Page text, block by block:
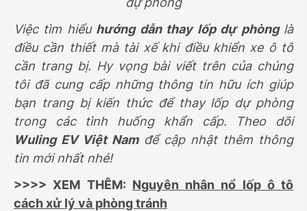
Việc tìm hiểu hướng dẫn thay lốp dự phònglà
điều cần thiết mà tài xế khi điều khiển xe ô tô
cần trang bị. Hy vọng bài viết trên của chúng
tôi đã cung cấp những thông tin hữu ích giúp
bạn trang bị kiến thức để thay lốp dự phòng
trong các tình huống khẩn cấp. Theo dõi
Wuling EV Việt Namđể cập nhật thêm thông
tin mới nhất nhé!
>>>> XEM THÊM: Nguyên nhân nổ lốp ô tô
cách xử lý và phòng tránh